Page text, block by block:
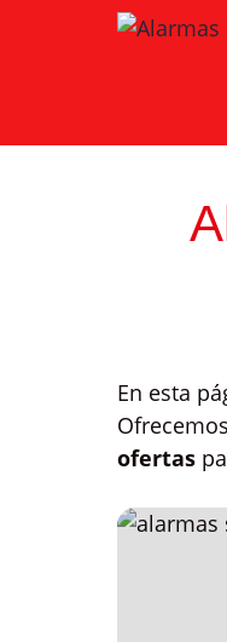
En esta
ofertas